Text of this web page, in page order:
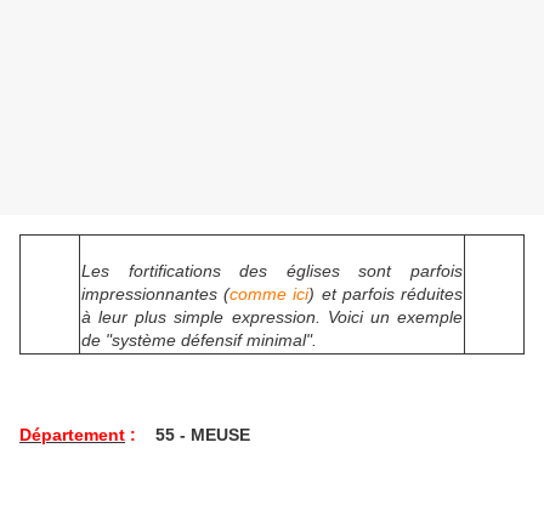
Les fortifications des églises sont parfois
impressionnantes (comme ici) et parfois réduites
à leur plus simple expression. Voici un exemple
de "système défensif minimal".
Département : 55 - MEUSE